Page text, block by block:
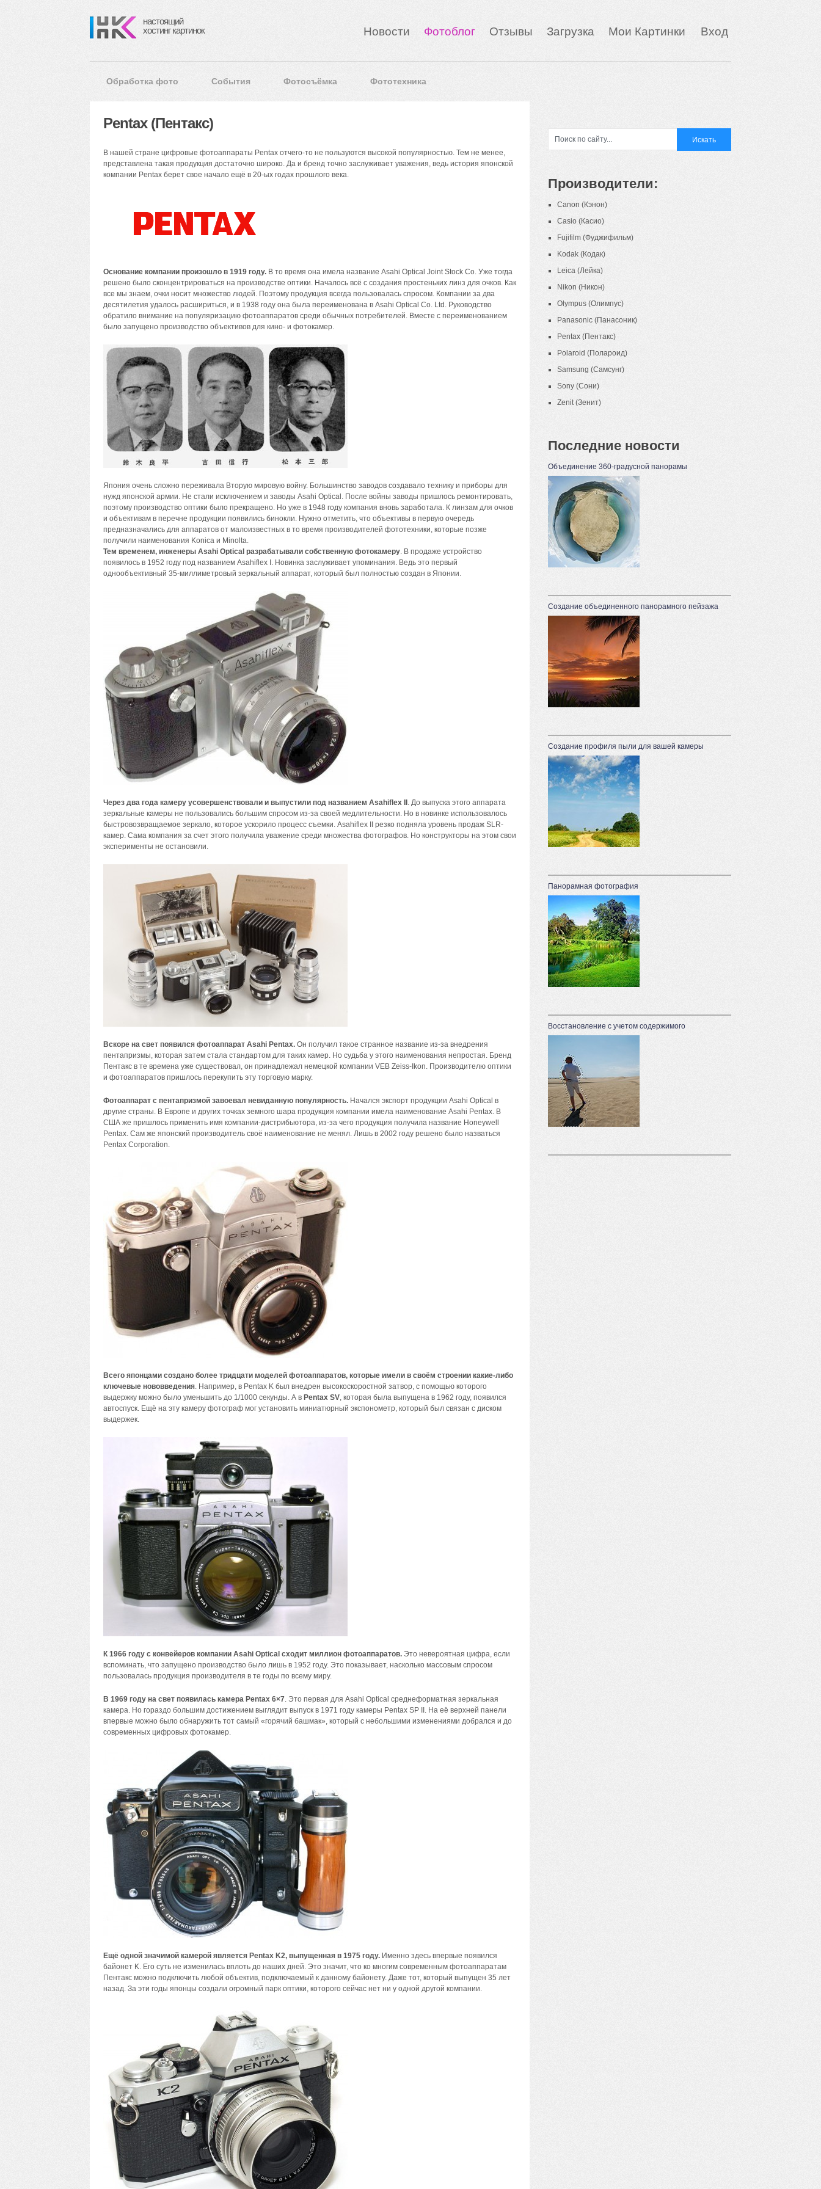
настоящий
хостинг картинок
Новости Фотоблог Отзывы Загрузка Мои Картинки Вход
Обработка фото События Фотосъёмка Фототехника
Pentax (Пентакс)
В нашей стране цифровые фотоаппараты Pentax отчего-то не пользуются высокой популярностью. Тем не менее,
представлена такая продукция достаточно широко. Да и бренд точно заслуживает уважения, ведь история японской
компании Pentax берет свое начало ещё в 20-ых годах прошлого века.
Основание компании произошло в 1919 году. В то время она имела название Asahi Optical Joint Stock Co. Уже тогда
решено было сконцентрироваться на производстве оптики. Началось всё с создания простеньких линз для очков. Как
все мы знаем, очки носит множество людей. Поэтому продукция всегда пользовалась спросом. Компании за два
десятилетия удалось расшириться, и в 1938 году она была переименована в Asahi Optical Co. Ltd. Руководство
обратило внимание на популяризацию фотоаппаратов среди обычных потребителей. Вместе с переименованием
было запущено производство объективов для кино- и фотокамер.
Япония очень сложно переживала Вторую мировую войну. Большинство заводов создавало технику и приборы для
нужд японской армии. Не стали исключением и заводы Asahi Optical. После войны заводы пришлось ремонтировать,
поэтому производство оптики было прекращено. Но уже в 1948 году компания вновь заработала. К линзам для очков
и объективам в перечне продукции появились бинокли. Нужно отметить, что объективы в первую очередь
предназначались для аппаратов от малоизвестных в то время производителей фототехники, которые позже
получили наименования Konica и Minolta.
Тем временем, инженеры Asahi Optical разрабатывали собственную фотокамеру. В продаже устройство
появилось в 1952 году под названием Asahiflex I. Новинка заслуживает упоминания. Ведь это первый
однообъективный 35-миллиметровый зеркальный аппарат, который был полностью создан в Японии.
Через два года камеру усовершенствовали и выпустили под названием Asahiflex II . До выпуска этого аппарата
зеркальные камеры не пользовались большим спросом из-за своей медлительности. Но в новинке использовалось
быстровозвращаемое зеркало, которое ускорило процесс съемки. Asahiflex II резко подняла уровень продаж SLR-
камер. Сама компания за счет этого получила уважение среди множества фотографов. Но конструкторы на этом свои
эксперименты не остановили.
Вскоре на свет появился фотоаппарат Asahi Pentax. Он получил такое странное название из-за внедрения
пентапризмы, которая затем стала стандартом для таких камер. Но судьба у этого наименования непростая. Бренд
Пентакс в те времена уже существовал, он принадлежал немецкой компании VEB Zeiss-Ikon. Производителю оптики
и фотоаппаратов пришлось перекупить эту торговую марку.
Фотоаппарат с пентапризмой завоевал невиданную популярность. Начался экспорт продукции Asahi Optical в
другие страны. В Европе и других точках земного шара продукция компании имела наименование Asahi Pentax. В
США же пришлось применить имя компании-дистрибьютора, из-за чего продукция получила название Honeywell
Pentax. Сам же японский производитель своё наименование не менял. Лишь в 2002 году решено было назваться
Pentax Corporation.
Всего японцами создано более тридцати моделей фотоаппаратов, которые имели в своём строении какие-либо
ключевые нововведения. Например, в Pentax K был внедрен высокоскоростной затвор, с помощью которого
выдержку можно было уменьшить до 1/1000 секунды. А в Pentax SV, которая была выпущена в 1962 году, появился
автоспуск. Ещё на эту камеру фотограф мог установить миниатюрный экспонометр, который был связан с диском
выдержек.
К 1966 году с конвейеров компании Asahi Optical сходит миллион фотоаппаратов. Это невероятная цифра, если
вспоминать, что запущено производство было лишь в 1952 году. Это показывает, насколько массовым спросом
пользовалась продукция производителя в те годы по всему миру.
В 1969 году на свет появилась камера Pentax 6×7. Это первая для Asahi Optical среднеформатная зеркальная
камера. Но гораздо большим достижением выглядит выпуск в 1971 году камеры Pentax SP II. На её верхней панели
впервые можно было обнаружить тот самый «горячий башмак», который с небольшими изменениями добрался и до
современных цифровых фотокамер.
Ещё одной значимой камерой является Pentax K2, выпущенная в 1975 году. Именно здесь впервые появился
байонет K. Его суть не изменилась вплоть до наших дней. Это значит, что ко многим современным фотоаппаратам
Пентакс можно подключить любой объектив, подключаемый к данному байонету. Даже тот, который выпущен 35 лет
назад. За эти годы японцы создали огромный парк оптики, которого сейчас нет ни у одной другой компании.
Производители:
Canon (Кэнон)
Casio (Касио)
Fujifilm (Фуджифильм)
Kodak (Кодак)
Leica (Лейка)
Nikon (Никон)
Olympus (Олимпус)
Panasonic (Панасоник)
Pentax (Пентакс)
Polaroid (Полароид)
Samsung (Самсунг)
Sony (Сони)
Zenit (Зенит)
Последние новости
Объединение 360-градусной панорамы
Создание объединенного панорамного пейзажа
Создание профиля пыли для вашей камеры
Панорамная фотография
Восстановление с учетом содержимого